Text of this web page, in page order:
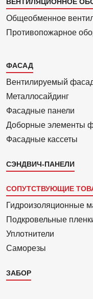
Общеобменное
Противопожарное
Каталог
2
ФАСАД
Вентилиру­емый
Металло­сайдинг
Фасадные панели
Доборные элементы
Фасадные кассеты
СЭНДВИЧ-ПАНЕЛИ
СОПУТСТВУЮЩИЕ
Гидроизоля­ционные
Подкровель­ные
Уплотнители
Саморезы
ЗАБОР